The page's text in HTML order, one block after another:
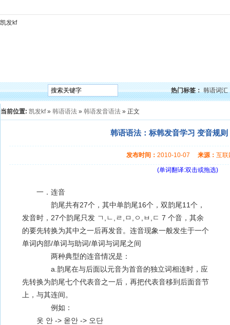
凯发kf
热门标签： 韩语词汇
当前位置: 凯发kf» 韩语语法 » 韩语发音语法 » 正文
韩语语法：标韩发音学习 变音规
发布时间： 2010-10-07 来源： 互
(单词翻译:双击或拖选)
一．连音
韵尾共有27个，其中单韵尾16个，双韵尾11个，
发音时，27个韵尾只发 ㄱ,ㄴ,ㄹ,ㅁ,ㅇ,ㅂ,ㄷ 7 个音，其余
的要先转换为其中之一后再发音。连音现象一般发生于一个
单词内部/单词与助词/单词与词尾之间
两种典型的连音情况是：
a.韵尾在与后面以元音为首音的独立词相连时，应
先转换为韵尾七个代表音之一后，再把代表音移到后面音节
上，与其连间。
例如：
옷 안 -> 옫안 -> 오단